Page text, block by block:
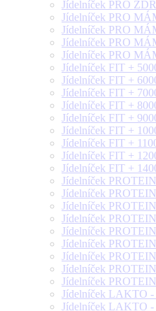
Jídelníček PRO
Jídelníček PRO
Jídelníček PRO
Jídelníček PRO
Jídelníček PRO
Jídelníček FIT +
Jídelníček FIT +
Jídelníček FIT +
Jídelníček FIT +
Jídelníček FIT +
Jídelníček FIT +
Jídelníček FIT +
Jídelníček FIT +
Jídelníček FIT +
Jídelníček
Jídelníček
Jídelníček
Jídelníček
Jídelníček
Jídelníček
Jídelníček
Jídelníček
Jídelníček
Jídelníček LAKTO -
Jídelníček LAKTO -